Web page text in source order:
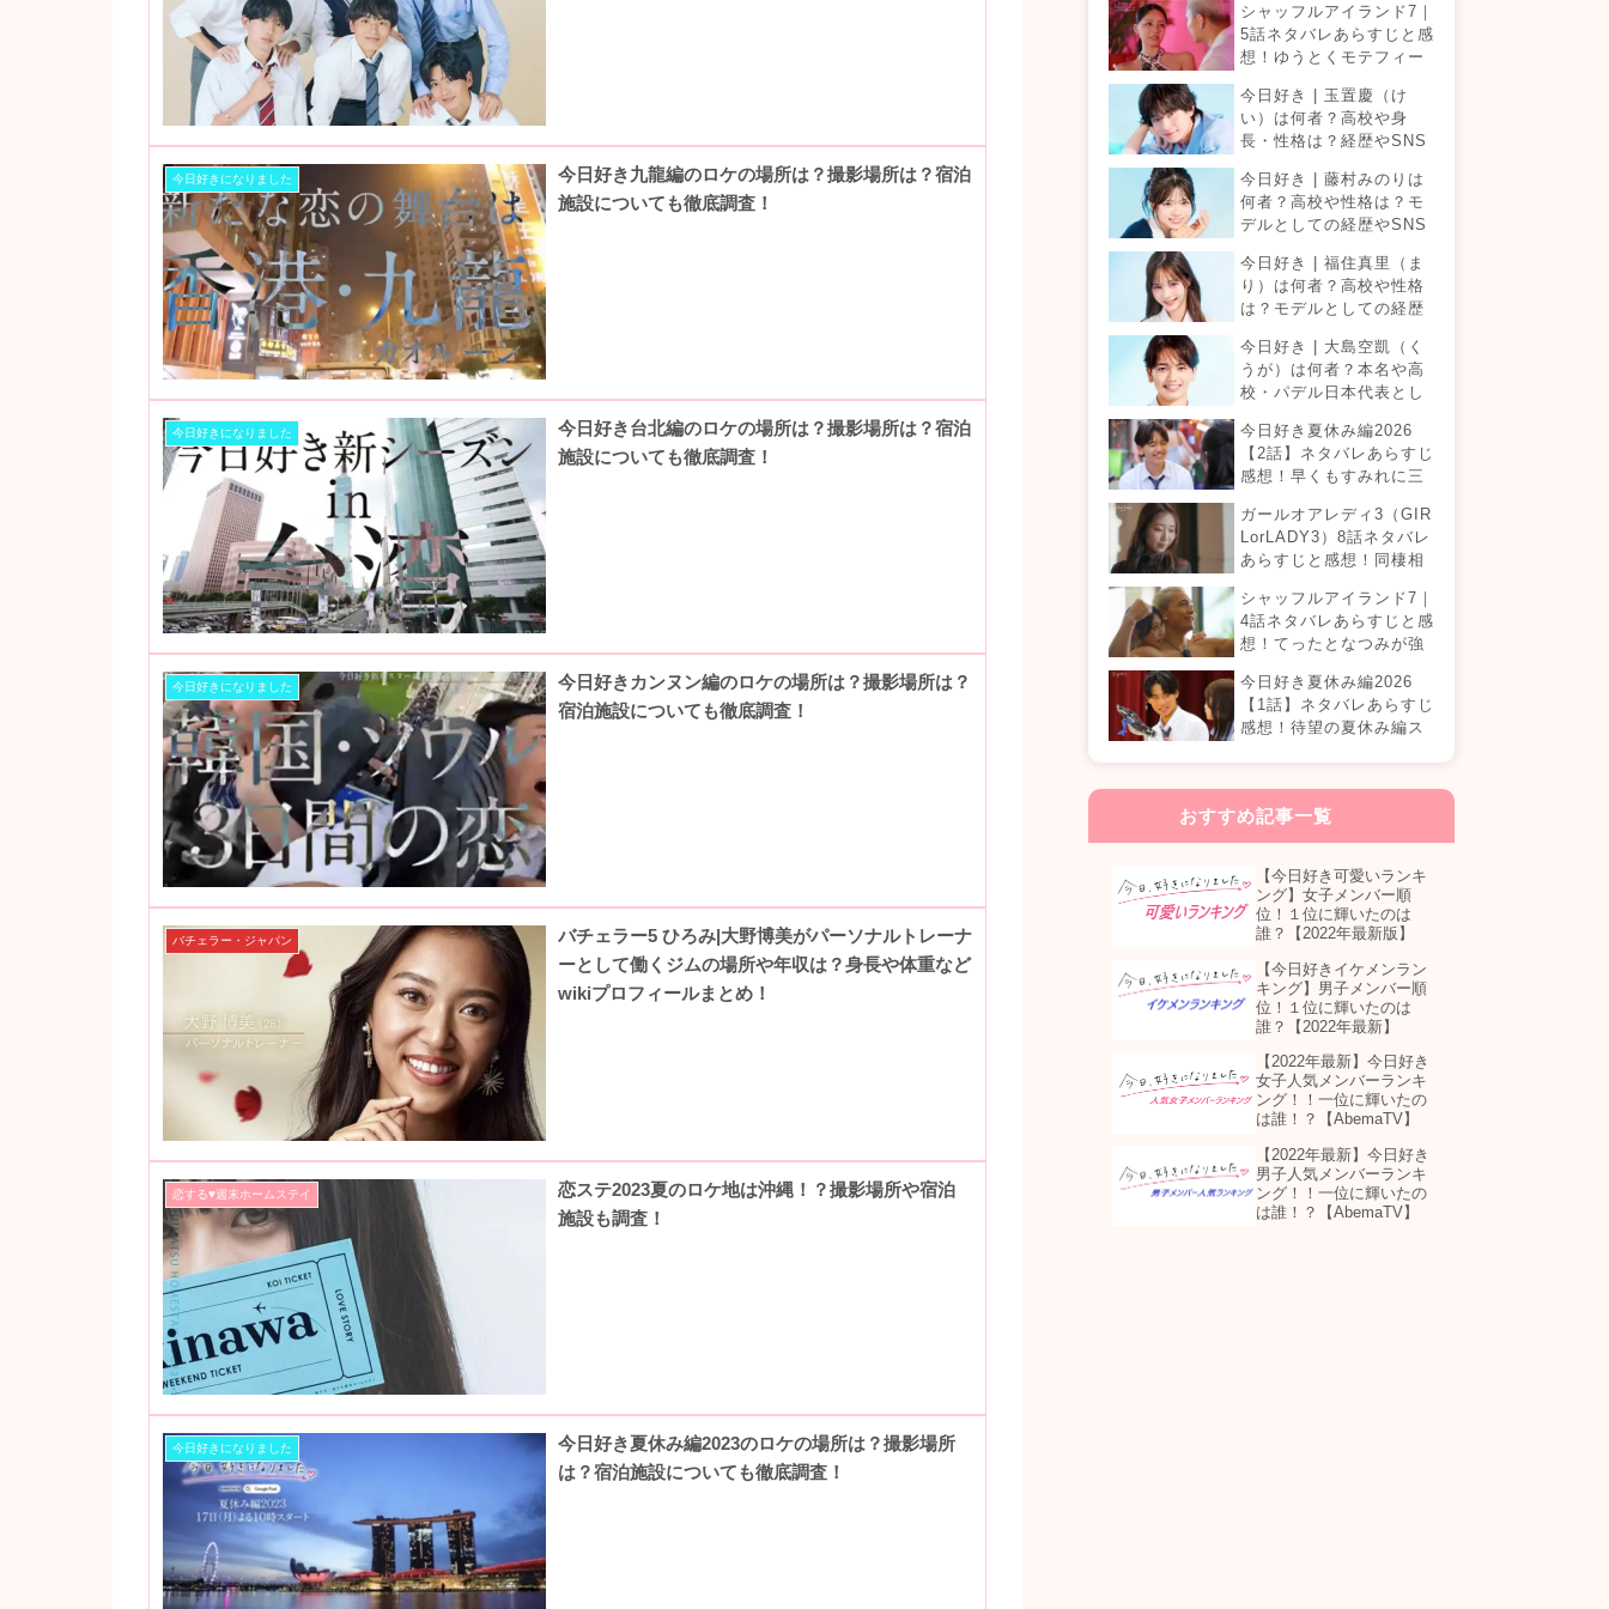
今日好きになりました
今日好き九龍編のロケの場所は？撮影場所は？宿泊
施設についても徹底調査！
今日好きになりました
今日好き台北編のロケの場所は？撮影場所は？宿泊
施設についても徹底調査！
今日好きになりました
今日好きカンヌン編のロケの場所は？撮影場所は？
宿泊施設についても徹底調査！
バチェラー・ジャパン
バチェラー5 ひろみ|大野博美がパーソナルトレーナ
ーとして働くジムの場所や年収は？身長や体重など
wikiプロフィールまとめ！
恋する♥週末ホームステイ
恋ステ2023夏のロケ地は沖縄！？撮影場所や宿泊
施設も調査！
今日好きになりました
今日好き夏休み編2023のロケの場所は？撮影場所
は？宿泊施設についても徹底調査！
シャッフルアイランド7｜
5話ネタバレあらすじと感
想！ゆうとくモテフィー
ったが暴走！？
今日好き | 玉置慶（け
い）は何者？高校や身
長・性格は？経歴やSNS
今日好き | 藤村みのりは
何者？高校や性格は？モ
デルとしての経歴やSNS
今日好き | 福住真里（ま
り）は何者？高校や性格
は？モデルとしての経歴
め！
今日好き | 大島空凱（く
うが）は何者？本名や高
校・パデル日本代表とし
ールまとめ！
今日好き夏休み編2026
【2話】ネタバレあらすじ
感想！早くもすみれに三
ルは生まれる？
ガールオアレディ3（GIR
LorLADY3）8話ネタバレ
あらすじと感想！同棲相
気持ちの変化は…？
シャッフルアイランド7｜
4話ネタバレあらすじと感
想！てったとなつみが強
カップル誕生！？
今日好き夏休み編2026
【1話】ネタバレあらすじ
感想！待望の夏休み編ス
おすすめ記事一覧
【今日好き可愛いランキ
ング】女子メンバー順
位！１位に輝いたのは
誰？【2022年最新版】
【今日好きイケメンラン
キング】男子メンバー順
位！１位に輝いたのは
誰？【2022年最新】
【2022年最新】今日好き
女子人気メンバーランキ
ング！！一位に輝いたの
は誰！？【AbemaTV】
【2022年最新】今日好き
男子人気メンバーランキ
ング！！一位に輝いたの
は誰！？【AbemaTV】